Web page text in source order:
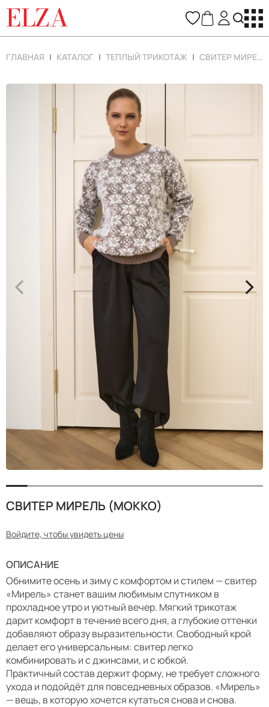
ELZA
ГЛАВНАЯ КАТАЛОГ ТЕПЛЫЙ ТРИКОТАЖ СВИТЕР МИРЕЛЬ (МОККО)
< >
СВИТЕР МИРЕЛЬ (МОККО)
Войдите, чтобы увидеть цены
ОПИСАНИЕ
Обнимите осень и зиму с комфортом и стилем — свитер
«Мирель» станет вашим любимым спутником в
прохладное утро и уютный вечер. Мягкий трикотаж
дарит комфорт в течение всего дня, а глубокие оттенки
добавляют образу выразительности. Свободный крой
делает его универсальным: свитер легко
комбинировать и с джинсами, и с юбкой.
Практичный состав держит форму, не требует сложного
ухода и подойдёт для повседневных образов. «Мирель»
— вещь, в которую хочется кутаться снова и снова.